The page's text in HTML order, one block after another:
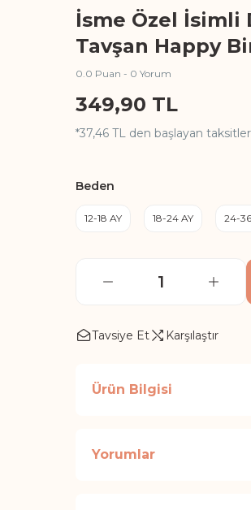
İsme Özel İsimli
Tavşan Happy
0.0 Puan - 0 Yorum
349,90 TL
*37,46 TL den başlayan
Beden
12-18 AY 18-24 AY 24-
Tavsiye Et Karşılaştır
Ürün Bilgisi
Yorumlar